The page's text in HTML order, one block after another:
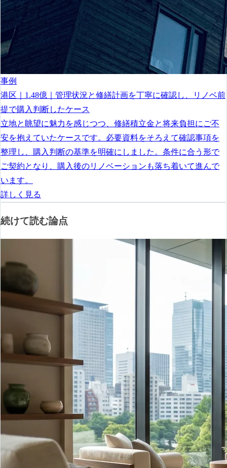
事例
港区｜1.48億｜管理状況と修繕計画を丁寧に確認し、リノベ前
提で購入判断したケース
立地と眺望に魅力を感じつつ、修繕積立金と将来負担にご不
安を抱えていたケースです。必要資料をそろえて確認事項を
整理し、購入判断の基準を明確にしました。条件に合う形で
ご契約となり、購入後のリノベーションも落ち着いて進んで
います。
詳しく見る
続けて読む論点